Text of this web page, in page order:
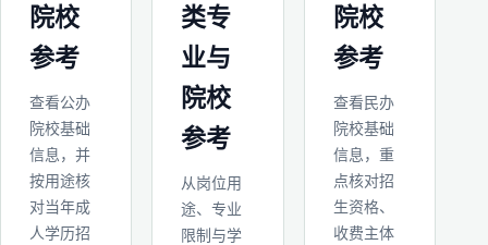
院校
参考
查看公办
院校基础
信息，并
按用途核
对当年成
人学历招
类专
业与
院校
参考
从岗位用
途、专业
限制与学
院校
参考
查看民办
院校基础
信息，重
点核对招
生资格、
收费主体